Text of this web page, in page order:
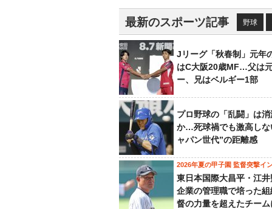
最新のスポーツ記事 野球
Jリーグ「秋春制」元年
はC大阪20歳MF…父は
ー、兄はベルギー1部
プロ野球の「乱闘」は
か…死球禍でも激高しな
ャパン世代”の距離感
2026年夏の甲子園 監督突撃イ
東日本国際大昌平・江
企業の管理職で培った
督の力量を超えたチーム